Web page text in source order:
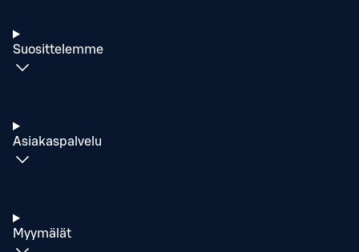
Suosittelemme
Asiakaspalvelu
Myymälät